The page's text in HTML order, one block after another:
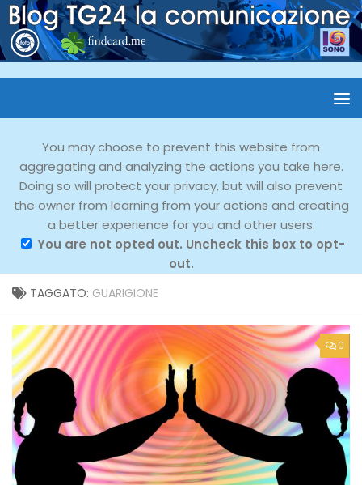
You may choose to prevent this website from
aggregating and analyzing the actions you take here.
Doing so will protect your privacy, but will also prevent
the owner from learning from your actions and creating
a better experience for you and other users.
You are not opted out. Uncheck this box to opt-
out.
TAGGATO: GUARIGIONE
0